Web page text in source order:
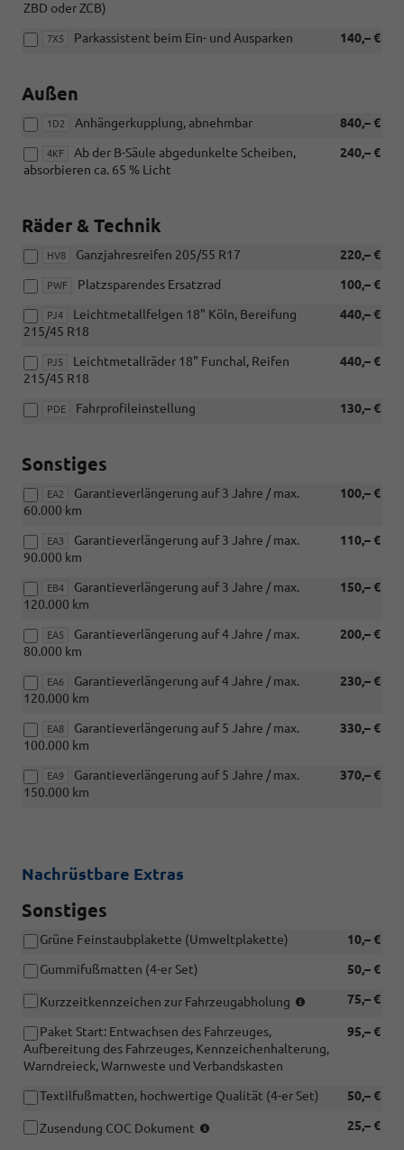
ZBD oder ZCB)
7X5 140,– €
Parkassistent beim Ein- und Ausparken
Außen
1D2 840,– €
Anhängerkupplung, abnehmbar
4KF 240,– €
Ab der B-Säule abgedunkelte Scheiben,
absorbieren ca. 65 % Licht
Räder & Technik
HV8 220,– €
Ganzjahresreifen 205/55 R17
PWF 100,– €
Platzsparendes Ersatzrad
PJ4 440,– €
Leichtmetallfelgen 18" Köln, Bereifung
215/45 R18
PJ5 440,– €
Leichtmetallräder 18" Funchal, Reifen
215/45 R18
PDE 130,– €
Fahrprofileinstellung
Sonstiges
EA2 100,– €
Garantieverlängerung auf 3 Jahre / max.
60.000 km
EA3 110,– €
Garantieverlängerung auf 3 Jahre / max.
90.000 km
EB4 150,– €
Garantieverlängerung auf 3 Jahre / max.
120.000 km
EA5 200,– €
Garantieverlängerung auf 4 Jahre / max.
80.000 km
EA6 230,– €
Garantieverlängerung auf 4 Jahre / max.
120.000 km
EA8 330,– €
Garantieverlängerung auf 5 Jahre / max.
100.000 km
EA9 370,– €
Garantieverlängerung auf 5 Jahre / max.
150.000 km
Nachrüstbare Extras
Sonstiges
10,– €
Grüne Feinstaubplakette (Umweltplakette)
50,– €
Gummifußmatten (4-er Set)
75,– €
Kurzzeitkennzeichen zur Fahrzeugabholung
uns
um
(Gültigkeit
95,– €
Paket Start: Entwachsen des Fahrzeuges,
Aufbereitung des Fahrzeuges, Kennzeichenhalterung,
Warndreieck, Warnweste und Verbandskasten
50,– €
Textilfußmatten, hochwertige Qualität (4-er Set)
25,– €
Zusendung COC Dokument